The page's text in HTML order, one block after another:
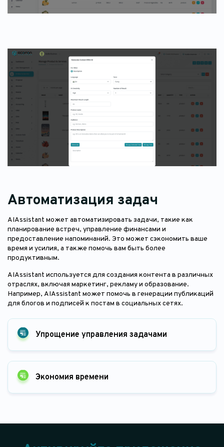
Автоматизация задач
AIAssistant может автоматизировать задачи, такие как
планирование встреч, управление финансами и
предоставление напоминаний. Это может сэкономить ваше
время и усилия, а также помочь вам быть более
продуктивным.
AIAssistant используется для создания контента в различных
отраслях, включая маркетинг, рекламу и образование.
Например, AIAssistant может помочь в генерации публикаций
для блогов и подписей к постам в социальных сетях.
Упрощение управления задачами
Экономия времени